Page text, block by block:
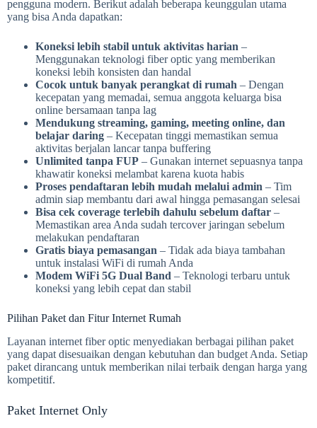
pengguna modern. Berikut adalah beberapa keunggulan utama
yang bisa Anda dapatkan:
Koneksi lebih stabil untuk aktivitas harian –
Menggunakan teknologi fiber optic yang memberikan
koneksi lebih konsisten dan handal
Cocok untuk banyak perangkat di rumah – Dengan
kecepatan yang memadai, semua anggota keluarga bisa
online bersamaan tanpa lag
Mendukung streaming, gaming, meeting online, dan
belajar daring – Kecepatan tinggi memastikan semua
aktivitas berjalan lancar tanpa buffering
Unlimited tanpa FUP – Gunakan internet sepuasnya tanpa
khawatir koneksi melambat karena kuota habis
Proses pendaftaran lebih mudah melalui admin – Tim
admin siap membantu dari awal hingga pemasangan selesai
Bisa cek coverage terlebih dahulu sebelum daftar –
Memastikan area Anda sudah tercover jaringan sebelum
melakukan pendaftaran
Gratis biaya pemasangan – Tidak ada biaya tambahan
untuk instalasi WiFi di rumah Anda
Modem WiFi 5G Dual Band – Teknologi terbaru untuk
koneksi yang lebih cepat dan stabil
Pilihan Paket dan Fitur Internet Rumah
Layanan internet fiber optic menyediakan berbagai pilihan paket
yang dapat disesuaikan dengan kebutuhan dan budget Anda. Setiap
paket dirancang untuk memberikan nilai terbaik dengan harga yang
kompetitif.
Paket Internet Only